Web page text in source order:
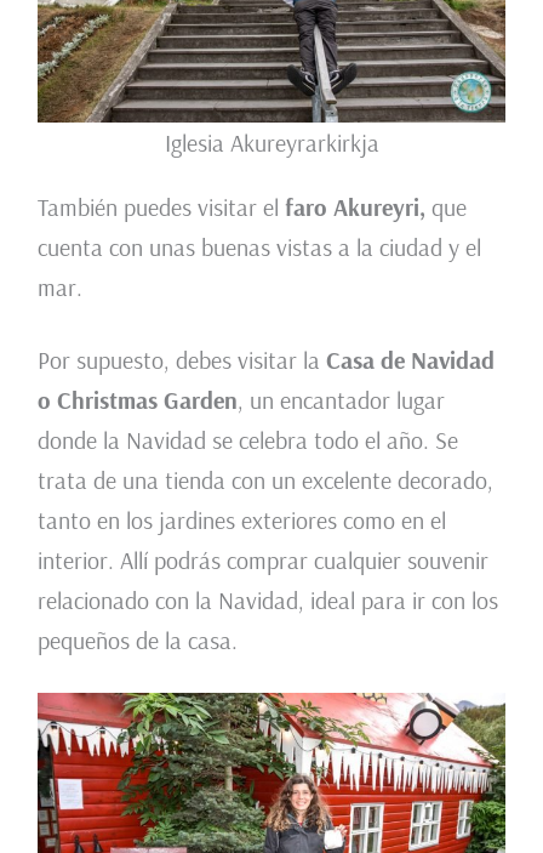
Iglesia Akureyrarkirkja
También puedes visitar el faro Akureyri, que
cuenta con unas buenas vistas a la ciudad y el
mar.
Por supuesto, debes visitar la Casa de Navidad
o Christmas Garden, un encantador lugar
donde la Navidad se celebra todo el año. Se
trata de una tienda con un excelente decorado,
tanto en los jardines exteriores como en el
interior. Allí podrás comprar cualquier souvenir
relacionado con la Navidad, ideal para ir con los
pequeños de la casa.